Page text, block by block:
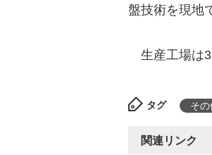
盤技術を現地
生産工場は3
タグ その
関連リンク